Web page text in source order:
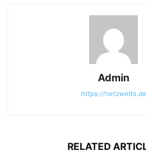
Admin
https://netzwelts.de
RELATED